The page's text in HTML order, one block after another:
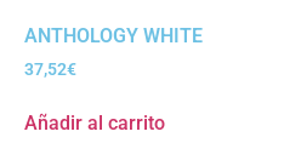
ANTHOLOGY WHITE
37,52€
Añadir al carrito